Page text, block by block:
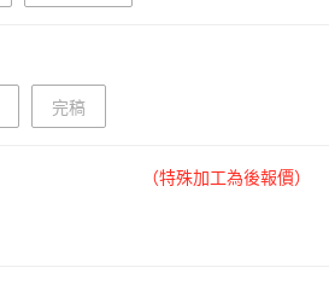
完稿
（特殊加工為後報價）